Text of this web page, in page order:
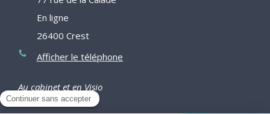
En ligne
26400 Crest
Afficher le téléphone
Au cabinet et en Visio